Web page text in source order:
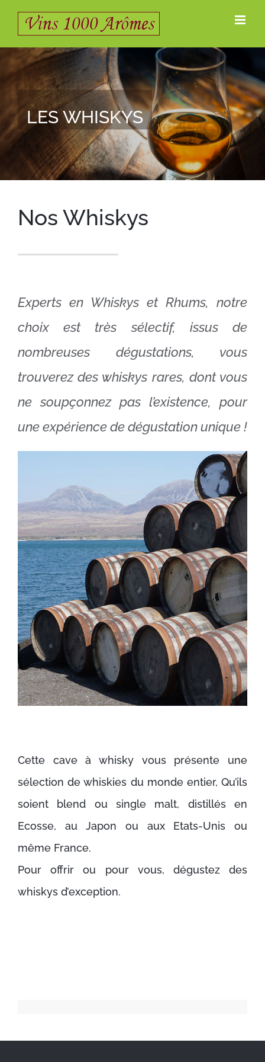
contenu
LES WHISKYS
Nos Whiskys
Experts en Whiskys et Rhums, notre
choix est très sélectif, issus de
nombreuses dégustations, vous
trouverez des whiskys rares, dont vous
ne soupçonnez pas l’existence, pour
une expérience de dégustation unique !
Cette cave à whisky vous présente une
sélection de whiskies du monde entier, Qu’ils
soient blend ou single malt, distillés en
Ecosse, au Japon ou aux Etats-Unis ou
même France.
Pour offrir ou pour vous, dégustez des
whiskys d’exception.